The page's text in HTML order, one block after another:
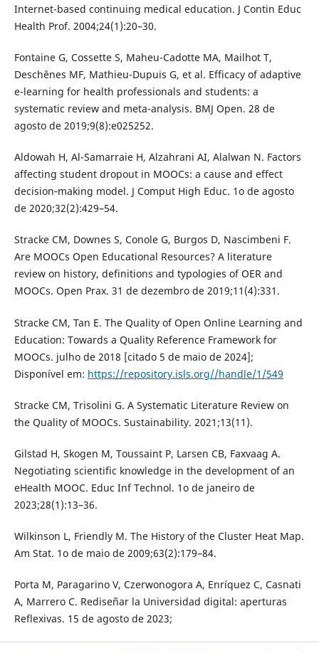
Internet-based continuing medical education. J Contin Educ
Health Prof. 2004;24(1):20–30.
Fontaine G, Cossette S, Maheu-Cadotte MA, Mailhot T,
Deschênes MF, Mathieu-Dupuis G, et al. Efficacy of adaptive
e-learning for health professionals and students: a
systematic review and meta-analysis. BMJ Open. 28 de
agosto de 2019;9(8):e025252.
Aldowah H, Al-Samarraie H, Alzahrani AI, Alalwan N. Factors
affecting student dropout in MOOCs: a cause and effect
decision‐making model. J Comput High Educ. 1o de agosto
de 2020;32(2):429–54.
Stracke CM, Downes S, Conole G, Burgos D, Nascimbeni F.
Are MOOCs Open Educational Resources? A literature
review on history, definitions and typologies of OER and
MOOCs. Open Prax. 31 de dezembro de 2019;11(4):331.
Stracke CM, Tan E. The Quality of Open Online Learning and
Education: Towards a Quality Reference Framework for
MOOCs. julho de 2018 [citado 5 de maio de 2024];
Disponível em: https://repository.isls.org//handle/1/549
Stracke CM, Trisolini G. A Systematic Literature Review on
the Quality of MOOCs. Sustainability. 2021;13(11).
Gilstad H, Skogen M, Toussaint P, Larsen CB, Faxvaag A.
Negotiating scientific knowledge in the development of an
eHealth MOOC. Educ Inf Technol. 1o de janeiro de
2023;28(1):13–36.
Wilkinson L, Friendly M. The History of the Cluster Heat Map.
Am Stat. 1o de maio de 2009;63(2):179–84.
Porta M, Paragarino V, Czerwonogora A, Enríquez C, Casnati
A, Marrero C. Rediseñar la Universidad digital: aperturas
Reflexivas. 15 de agosto de 2023;